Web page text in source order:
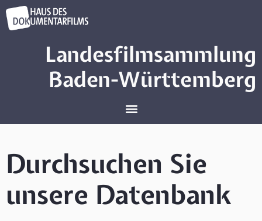
Landesfilmsammlung
Baden-Württemberg
Durchsuchen Sie
unsere Datenbank